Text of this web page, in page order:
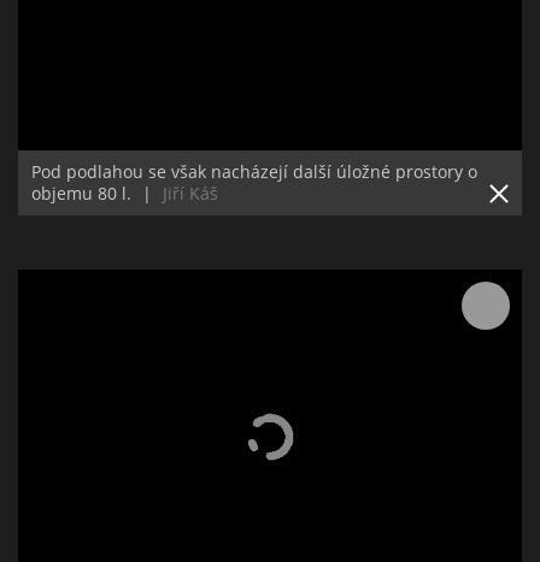
Pod podlahou se však nacházejí další úložné prostory o
objemu 80 l.
| Jiří Káš